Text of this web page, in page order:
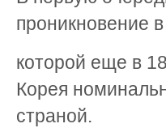
проникновение в
которой еще в
Корея
страной.